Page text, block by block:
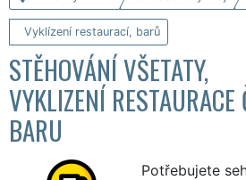
Vyklízení restaurací, barů
STĚHOVÁNÍ VŠETATY,
VYKLIZENÍ RESTAURACE
BARU
Potřebujete